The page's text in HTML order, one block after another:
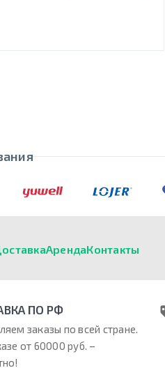
АрендаКонтакты
ПО РФ
заказы по всей стране.
от 60000 руб. –